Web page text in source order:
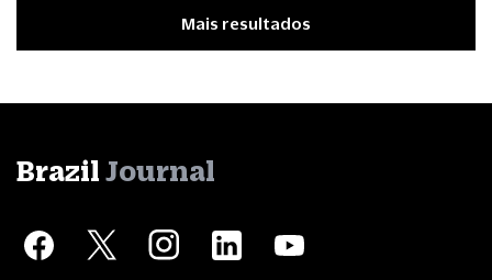
Mais resultados
Brazil Journal